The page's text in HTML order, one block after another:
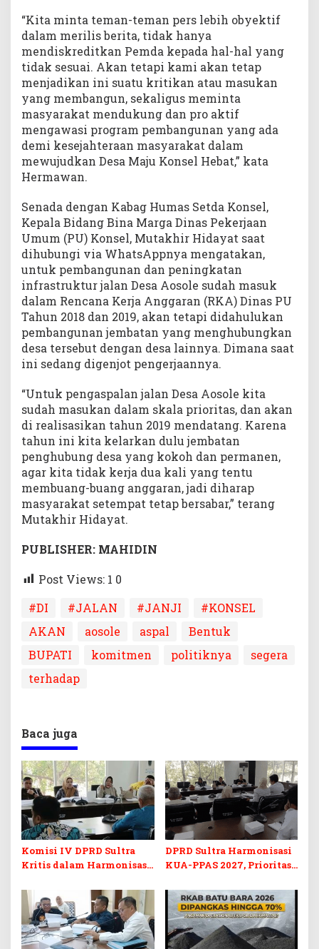
“Kita minta teman-teman pers lebih obyektif
dalam merilis berita, tidak hanya
mendiskreditkan Pemda kepada hal-hal yang
tidak sesuai. Akan tetapi kami akan tetap
menjadikan ini suatu kritikan atau masukan
yang membangun, sekaligus meminta
masyarakat mendukung dan pro aktif
mengawasi program pembangunan yang ada
demi kesejahteraan masyarakat dalam
mewujudkan Desa Maju Konsel Hebat,” kata
Hermawan.
Senada dengan Kabag Humas Setda Konsel,
Kepala Bidang Bina Marga Dinas Pekerjaan
Umum (PU) Konsel, Mutakhir Hidayat saat
dihubungi via WhatsAppnya mengatakan,
untuk pembangunan dan peningkatan
infrastruktur jalan Desa Aosole sudah masuk
dalam Rencana Kerja Anggaran (RKA) Dinas PU
Tahun 2018 dan 2019, akan tetapi didahulukan
pembangunan jembatan yang menghubungkan
desa tersebut dengan desa lainnya. Dimana saat
ini sedang digenjot pengerjaannya.
“Untuk pengaspalan jalan Desa Aosole kita
sudah masukan dalam skala prioritas, dan akan
di realisasikan tahun 2019 mendatang. Karena
tahun ini kita kelarkan dulu jembatan
penghubung desa yang kokoh dan permanen,
agar kita tidak kerja dua kali yang tentu
membuang-buang anggaran, jadi diharap
masyarakat setempat tetap bersabar,” terang
Mutakhir Hidayat.
PUBLISHER: MAHIDIN
Post Views: 1 0
#DI
#JALAN #JANJI
#KONSEL
AKAN
aosole aspal
Bentuk
BUPATI
komitmen politiknya
segera
terhadap
Baca juga
Komisi IV DPRD Sultra
Kritis dalam Harmonisasi
Perubahan APBD 2026
DPRD Sultra Harmonisasi
KUA-PPAS 2027, Prioritas
dan Pelunasan Utang
Infrastruktur